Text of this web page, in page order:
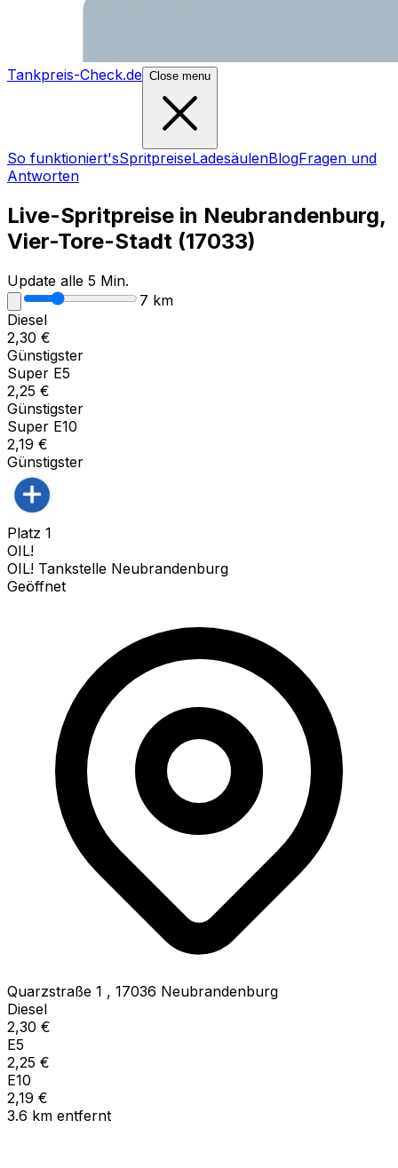
Tankpreis-Check.de Close menu
So funktioniert'sSpritpreiseLadesäulenBlogFragen und
Antworten
Live-Spritpreise in Neubrandenburg,
Vier-Tore-Stadt (17033)
Update alle 5 Min.
7 km
Diesel
2,30 €
Günstigster
Super E5
2,25 €
Günstigster
Super E10
2,19 €
Günstigster
Platz 1
OIL!
OIL! Tankstelle Neubrandenburg
Geöffnet
Quarzstraße 1 , 17036 Neubrandenburg
Diesel
2,30 €
E5
2,25 €
E10
2,19 €
3.6 km entfernt